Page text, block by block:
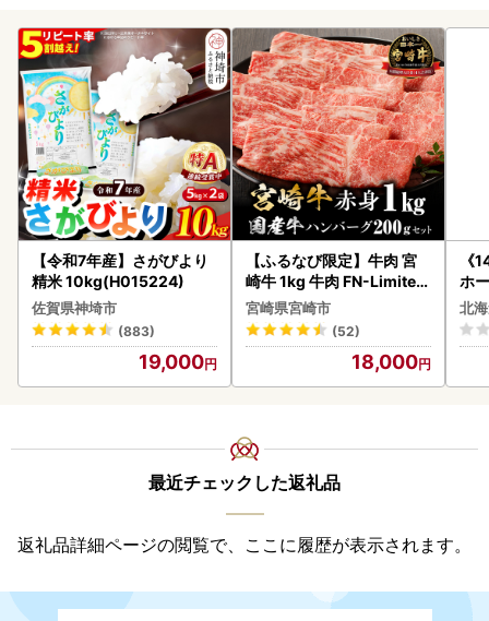
【令和7年産】さがびより
精米 10kg(H015224)
佐賀県神埼市
(883)
19,000
【ふるなび限定】牛肉 宮
崎牛 1kg 牛肉 FN-Limited
-VO
宮崎県宮崎市
(52)
18,000
《
ホ
( 飲
ク
贈
い
北
最近チェックした返礼品
返礼品詳細ページの閲覧で、ここに履歴が表示されます。